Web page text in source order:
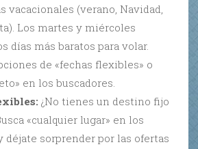
vacacionales (verano, Navidad,
Los martes y miércoles
días más baratos para volar.
de «fechas flexibles» o
en los buscadores.
¿No tienes un destino fijo
«cualquier lugar» en los
déjate sorprender por las ofertas